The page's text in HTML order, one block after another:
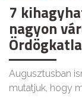
7
nagyon
Augusztusban
mutatjuk, hogy